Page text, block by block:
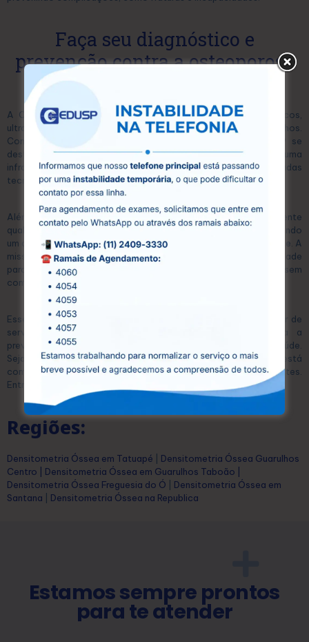
Faça seu diagnóstico e
prevenção contra a osteoporose
A CEDUSP é um centro especializado em exames diagnósticos,
ultrassonografias e exames laboratoriais, localizado em Guarulhos.
Com mais de 15 anos de atuação no mercado, a CEDUSP se
destaca pela excelência em seus serviços, oferecendo uma
infraestrutura moderna e equipada com as mais avançadas
tecnologias.
Além disso, conta com uma equipe de profissionais altamente
qualificados, que atuam com compromisso e dedicação, garantindo
um atendimento humanizado e personalizado para cada paciente. A
missão da CEDUSP é proporcionar acesso à saúde de qualidade
para toda a comunidade, oferecendo preços acessíveis sem
comprometer a eficiência e a precisão dos exames.
Esse equilíbrio permite que qualquer pessoa possa se beneficiar de
serviços diagnósticos de alta qualidade, essenciais para a
prevenção e o tratamento eficaz de diversas condições de saúde.
Seja para exames laboratoriais ou ultrassonografias, a CEDUSP está
comprometida com a saúde e o bem-estar dos seus pacientes.
Entre em contato conosco hoje mesmo e agende seu exame!
Regiões:
Densitometria Óssea em Tatuapé
Densitometria Óssea Guarulhos
Centro
Densitometria Óssea em Guarulhos Taboão
Densitometria Óssea Freguesia do Ó
Densitometria Óssea em
Santana
Densitometria Óssea na Republica
Estamos sempre prontos
para te atender